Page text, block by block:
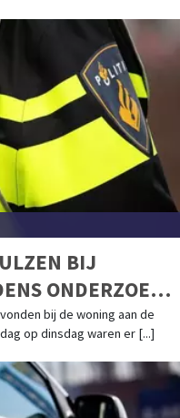
BIJ
ONDERZOEK
bij de woning aan de
op dinsdag waren er [...]